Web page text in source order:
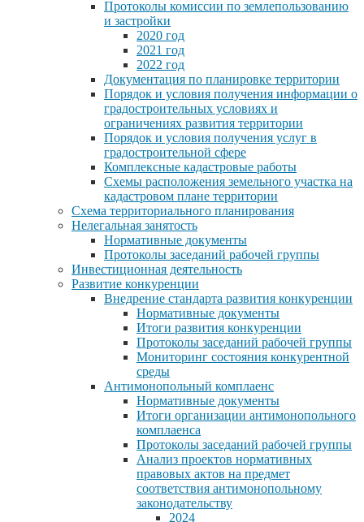
Протоколы комиссии по землепользованию
и застройки
2020 год
2021 год
2022 год
Документация по планировке территории
Порядок и условия получения информации о
градостроительных условиях и
ограничениях развития территории
Порядок и условия получения услуг в
градостроительной сфере
Комплексные кадастровые работы
Схемы расположения земельного участка на
кадастровом плане территории
Схема территориального планирования
Нелегальная занятость
Нормативные документы
Протоколы заседаний рабочей группы
Инвестиционная деятельность
Развитие конкуренции
Внедрение стандарта развития конкуренции
Нормативные документы
Итоги развития конкуренции
Протоколы заседаний рабочей группы
Мониторинг состояния конкурентной
среды
Антимонопольный комплаенс
Нормативные документы
Итоги организации антимонопольного
комплаенса
Протоколы заседаний рабочей группы
Анализ проектов нормативных
правовых актов на предмет
соответствия антимонопольному
законодательству
2024